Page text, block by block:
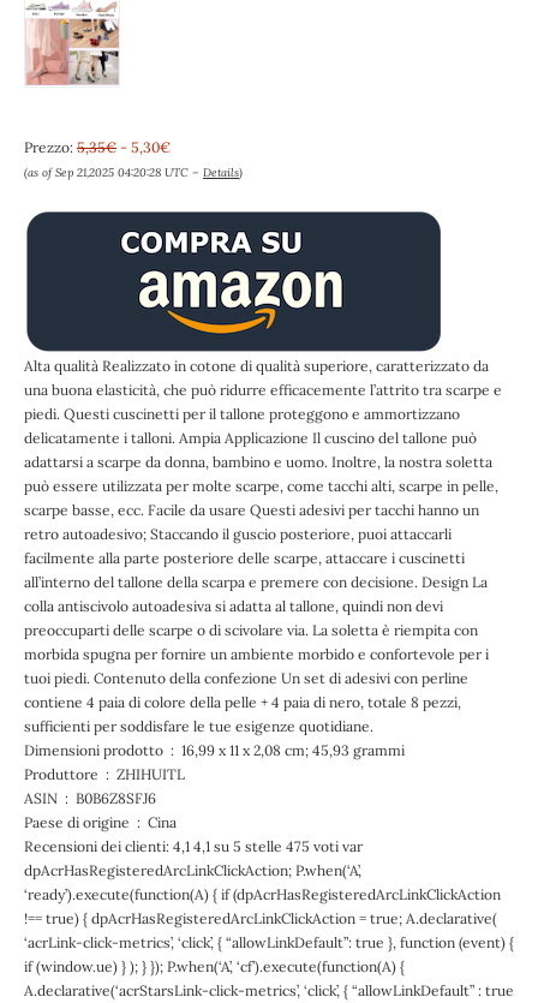
Prezzo: 5,35€ - 5,30€
(as of Sep 21,2025 04:20:28 UTC – Details)
Alta qualità Realizzato in cotone di qualità superiore, caratterizzato da
una buona elasticità, che può ridurre efficacemente l’attrito tra scarpe e
piedi. Questi cuscinetti per il tallone proteggono e ammortizzano
delicatamente i talloni. Ampia Applicazione Il cuscino del tallone può
adattarsi a scarpe da donna, bambino e uomo. Inoltre, la nostra soletta
può essere utilizzata per molte scarpe, come tacchi alti, scarpe in pelle,
scarpe basse, ecc. Facile da usare Questi adesivi per tacchi hanno un
retro autoadesivo; Staccando il guscio posteriore, puoi attaccarli
facilmente alla parte posteriore delle scarpe, attaccare i cuscinetti
all’interno del tallone della scarpa e premere con decisione. Design La
colla antiscivolo autoadesiva si adatta al tallone, quindi non devi
preoccuparti delle scarpe o di scivolare via. La soletta è riempita con
morbida spugna per fornire un ambiente morbido e confortevole per i
tuoi piedi. Contenuto della confezione Un set di adesivi con perline
contiene 4 paia di colore della pelle + 4 paia di nero, totale 8 pezzi,
sufficienti per soddisfare le tue esigenze quotidiane.
Dimensioni prodotto ‏ : ‎ 16,99 x 11 x 2,08 cm; 45,93 grammi
Produttore ‏ : ‎ ZHIHUITL
ASIN ‏ : ‎ B0B6Z8SFJ6
Paese di origine ‏ : ‎ Cina
Recensioni dei clienti: 4,1 4,1 su 5 stelle 475 voti var
dpAcrHasRegisteredArcLinkClickAction; P.when(‘A’,
‘ready’).execute(function(A) { if (dpAcrHasRegisteredArcLinkClickAction
!== true) { dpAcrHasRegisteredArcLinkClickAction = true; A.declarative(
‘acrLink-click-metrics’, ‘click’, { “allowLinkDefault”: true }, function (event) {
if (window.ue) } ); } }); P.when(‘A’, ‘cf’).execute(function(A) {
A.declarative(‘acrStarsLink-click-metrics’, ‘click’, { “allowLinkDefault” : true